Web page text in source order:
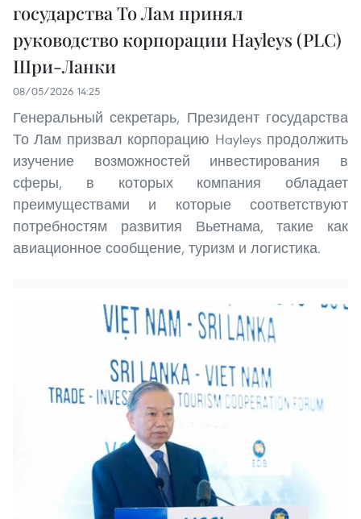
государства То Лам принял
руководство корпорации Hayleys (PLC)
Шри-Ланки
08/05/2026 14:25
Генеральный секретарь, Президент государства
То Лам призвал корпорацию Hayleys продолжить
изучение возможностей инвестирования в
сферы, в которых компания обладает
преимуществами и которые соответствуют
потребностям развития Вьетнама, такие как
авиационное сообщение, туризм и логистика.